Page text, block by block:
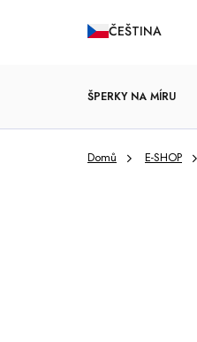
ČEŠTINA
ŠPERKY NA MÍRU
Domů E-SHOP